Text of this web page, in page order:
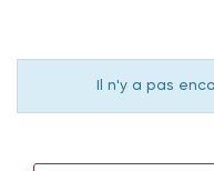
Il n'y a pas